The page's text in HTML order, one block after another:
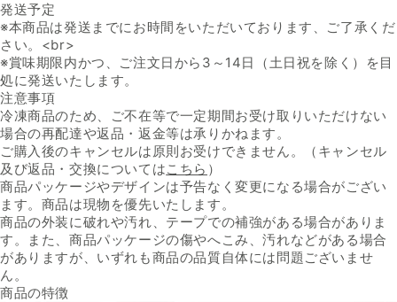
発送予定
※本商品は発送までにお時間をいただいております、ご了承くだ
さい。<br>
※賞味期限内かつ、ご注文日から3～14日（土日祝を除く）を目
処に発送いたします。
注意事項
冷凍商品のため、ご不在等で一定期間お受け取りいただけない
場合の再配達や返品・返金等は承りかねます。
ご購入後のキャンセルは原則お受けできません。（キャンセル
及び返品・交換についてはこちら ）
商品パッケージやデザインは予告なく変更になる場合がござい
ます。商品は現物を優先いたします。
商品の外装に破れや汚れ、テープでの補強がある場合がありま
す。また、商品パッケージの傷やへこみ、汚れなどがある場合
がありますが、いずれも商品の品質自体には問題ございませ
ん。
商品の特徴